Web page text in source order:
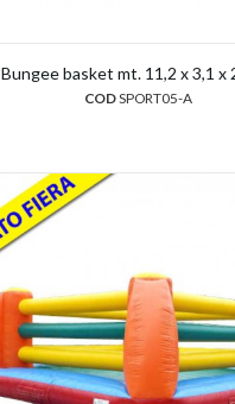
Bungee basket mt. 11,2 x 3,1 x
CODSPORT05-A